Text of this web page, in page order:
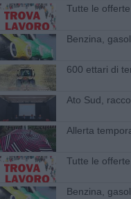
​Tutte le
​Benzina,
600 ettari di
Ato Sud,
Allerta
​Tutte le
​Benzina,